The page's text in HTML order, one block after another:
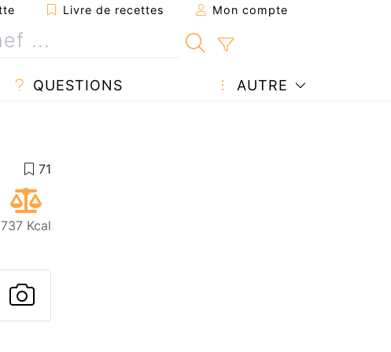
Livre de recettes Mon compte
QUESTIONS AUTRE
737 Kcal
recette à un ami
cette page
une question à l'auteur
Publier votre photo de cette